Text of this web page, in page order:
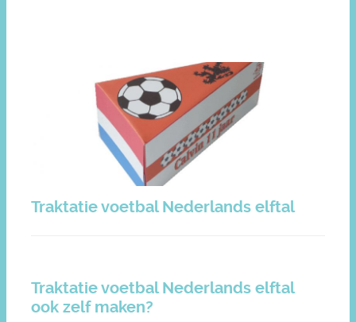
Traktatie voetbal Nederlands elftal
Traktatie voetbal Nederlands elftal
ook zelf maken?